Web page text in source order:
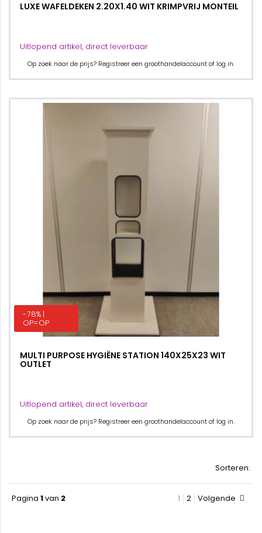
LUXE WAFELDEKEN 2.20X1.40 WIT KRIMPVRIJ MONTEIL
Uitlopend artikel, direct leverbaar
Op zoek naar de prijs? Registreer een groothandelaccount of log in.
-78% |
OP=OP
MULTI PURPOSE HYGIËNE STATION 140X25X23 WIT
OUTLET
Uitlopend artikel, direct leverbaar
Op zoek naar de prijs? Registreer een groothandelaccount of log in.
Sorteren:
Pagina 1van 2 1 2 Volgende